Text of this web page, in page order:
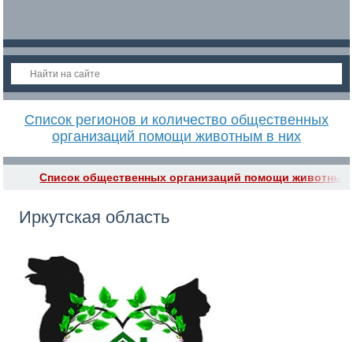
Список регионов и количество общественных
организаций помощи животным в них
Список общественных организаций помощи животным
Иркутская область